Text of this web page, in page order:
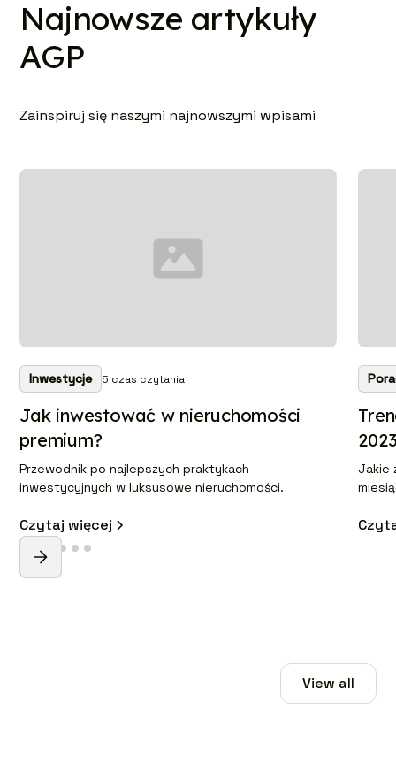
Najnowsze artykuły
AGP
Zainspiruj się naszymi najnowszymi wpisami
Inwestycje 5 czas czytania
Jak inwestować w nieruchomości
premium?
Przewodnik po najlepszych praktykach
inwestycyjnych w luksusowe nieruchomości.
Czytaj więcej
Jakie
View all